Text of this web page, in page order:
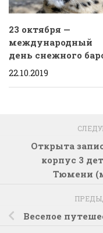
23 октября —
международный
день снежного
22.10.2019
Открыта
корпус 3
Тюмени
Веселое